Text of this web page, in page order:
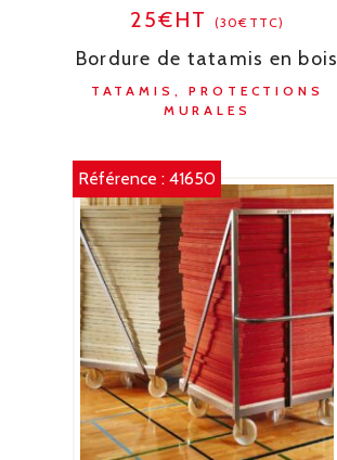
25€HT (30€TTC)
Bordure de tatamis en bois
TATAMIS, PROTECTIONS
MURALES
Référence :41650